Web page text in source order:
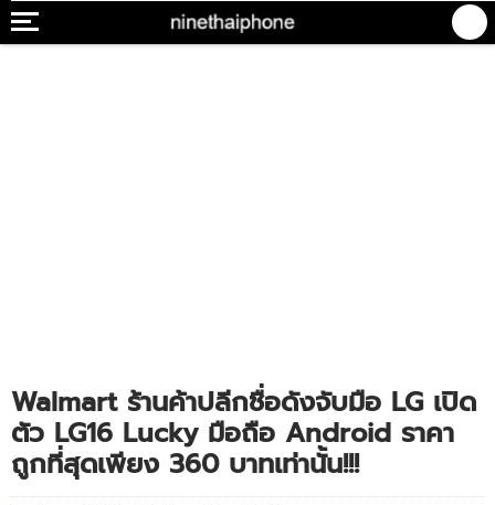
Walmart ร้านค้าปลีกชื่อดังจับมือ LG เปิด
ตัว LG16 Lucky มือถือ Android ราคา
ถูกที่สุดเพียง 360 บาทเท่านั้น!!!